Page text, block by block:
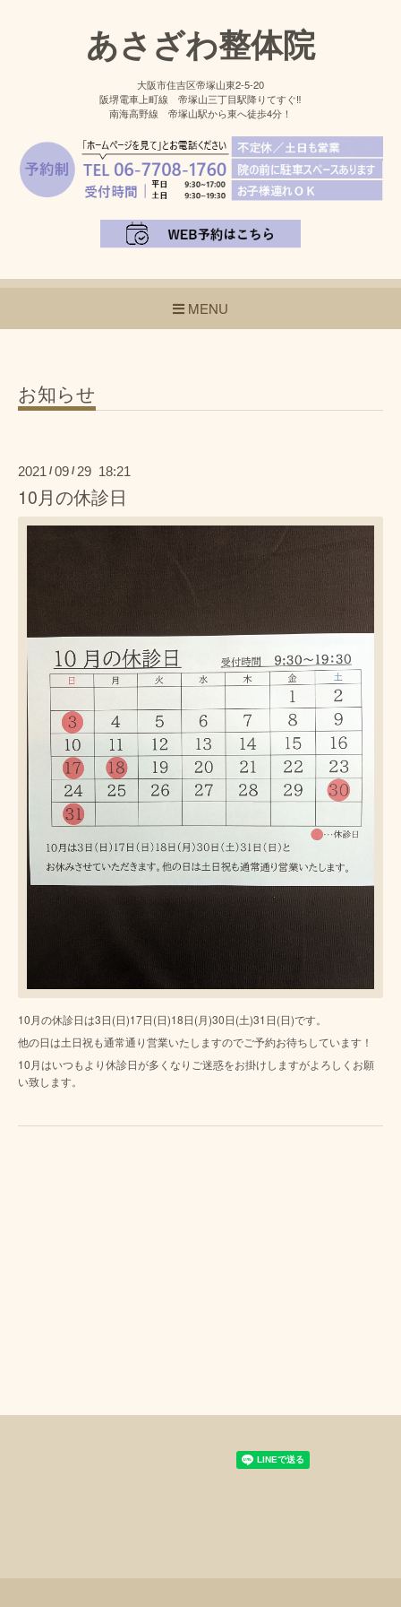
あさざわ整体院
大阪市住吉区帝塚山東2-5-20
阪堺電車上町線 帝塚山三丁目駅降りてすぐ‼
南海高野線 帝塚山駅から東へ徒歩4分！
MENU
お知らせ
2021 / 09 / 29 18:21
10月の休診日
10月の休診日は3日(日)17日(日)18日(月)30日(土)31日(日)です。
他の日は土日祝も通常通り営業いたしますのでご予約お待ちしています！
10月はいつもより休診日が多くなりご迷惑をお掛けしますがよろしくお願
い致します。